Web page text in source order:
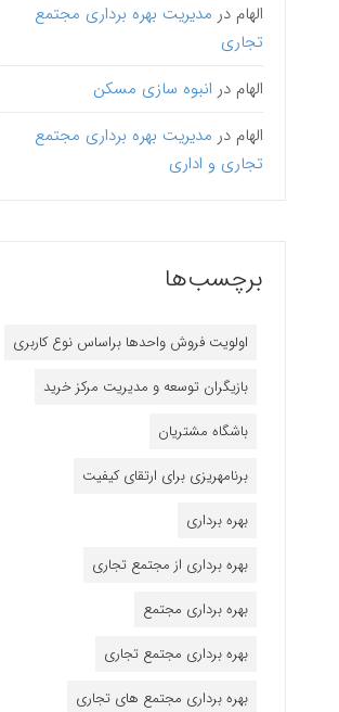
الهام در مدیریت بهره برداری مجتمع
تجاری
الهام در انبوه سازی مسکن
الهام در مدیریت بهره برداری مجتمع
تجاری و اداری
برچسب‌ها
اولویت فروش واحدها براساس نوع کاربری
بازیگران توسعه و مدیریت مرکز خرید
باشگاه مشتریان
برنامه‎ریزی برای ارتقای کیفیت
بهره برداری
بهره برداری از مجتمع تجاری
بهره برداری مجتمع
بهره برداری مجتمع تجاری
بهره برداری مجتمع های تجاری